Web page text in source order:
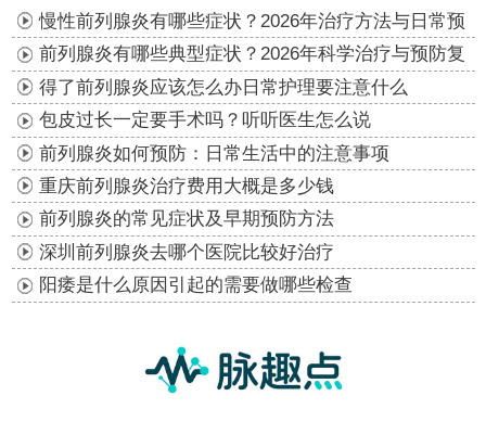
慢性前列腺炎有哪些症状？2026年治疗方法与日常预
防指南
前列腺炎有哪些典型症状？2026年科学治疗与预防复
发指南
得了前列腺炎应该怎么办日常护理要注意什么
包皮过长一定要手术吗？听听医生怎么说
前列腺炎如何预防：日常生活中的注意事项
重庆前列腺炎治疗费用大概是多少钱
前列腺炎的常见症状及早期预防方法
深圳前列腺炎去哪个医院比较好治疗
阳痿是什么原因引起的需要做哪些检查